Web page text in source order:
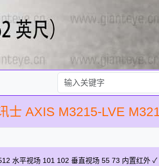
士 AXIS M3215-LVE
水平视场 101 102 垂直视场 55 73 内置红外